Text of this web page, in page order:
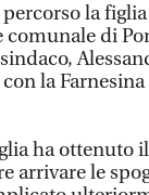
la
di
la
ha ottenuto
arrivare le